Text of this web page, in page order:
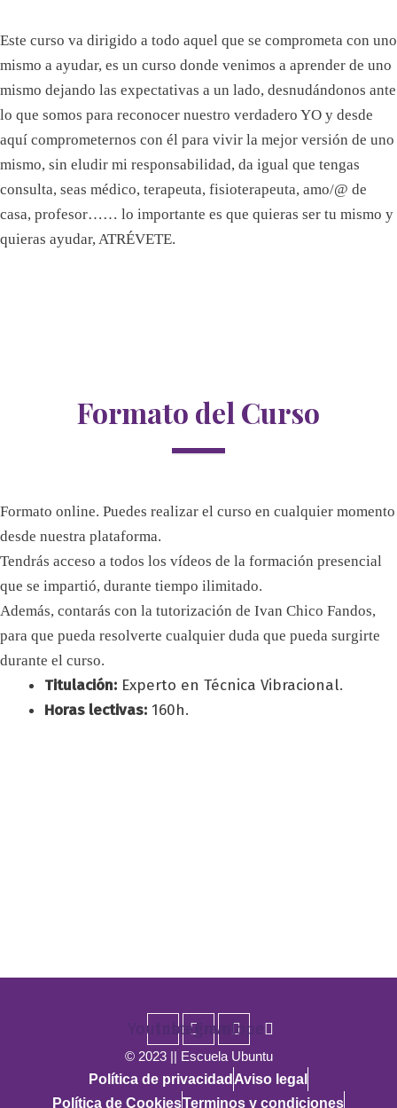
Este curso va dirigido a todo aquel que se comprometa con uno
mismo a ayudar, es un curso donde venimos a aprender de uno
mismo dejando las expectativas a un lado, desnudándonos ante
lo que somos para reconocer nuestro verdadero YO y desde
aquí comprometernos con él para vivir la mejor versión de uno
mismo, sin eludir mi responsabilidad, da igual que tengas
consulta, seas médico, terapeuta, fisioterapeuta, amo/@ de
casa, profesor…… lo importante es que quieras ser tu mismo y
quieras ayudar, ATRÉVETE.
Formato del Curso
Formato online. Puedes realizar el curso en cualquier momento
desde nuestra plataforma.
Tendrás acceso a todos los vídeos de la formación presencial
que se impartió, durante tiempo ilimitado.
Además, contarás con la tutorización de Ivan Chico Fandos,
para que pueda resolverte cualquier duda que pueda surgirte
durante el curso.
Titulación: Experto en Técnica Vibracional.
Horas lectivas: 160h.
YoutubeInstagramEnvelope
© 2023 || Escuela Ubuntu
Política de privacidad Aviso legal
Política de CookiesTerminos y condiciones